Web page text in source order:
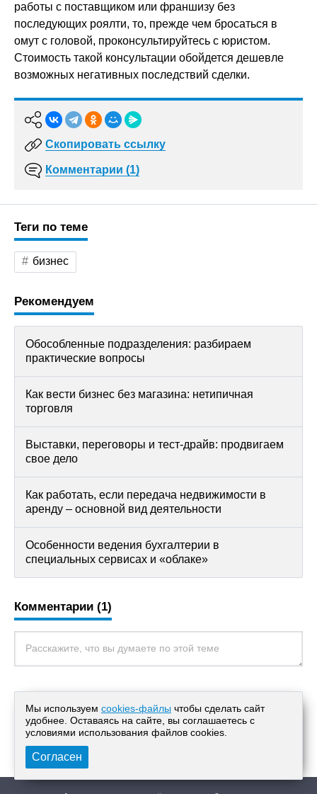
работы с поставщиком или франшизу без
последующих роялти, то, прежде чем бросаться в
омут с головой, проконсультируйтесь с юристом.
Стоимость такой консультации обойдется дешевле
возможных негативных последствий сделки.
Скопировать ссылку
Комментарии (1)
Теги по теме
бизнес
Рекомендуем
Обособленные подразделения: разбираем
практические вопросы
Как вести бизнес без магазина: нетипичная
торговля
Выставки, переговоры и тест-драйв: продвигаем
свое дело
Как работать, если передача недвижимости в
аренду – основной вид деятельности
Особенности ведения бухгалтерии в
специальных сервисах и «облаке»
Комментарии (1)
Артем 20.10.2023 в 23:23
При покупке готового бизнеса надо его
тщательно проверять.
Ответить
Мы используем cookies-файлы чтобы сделать сайт
удобнее. Оставаясь на сайте, вы соглашаетесь с
условиями использования файлов cооkies.
Согласен